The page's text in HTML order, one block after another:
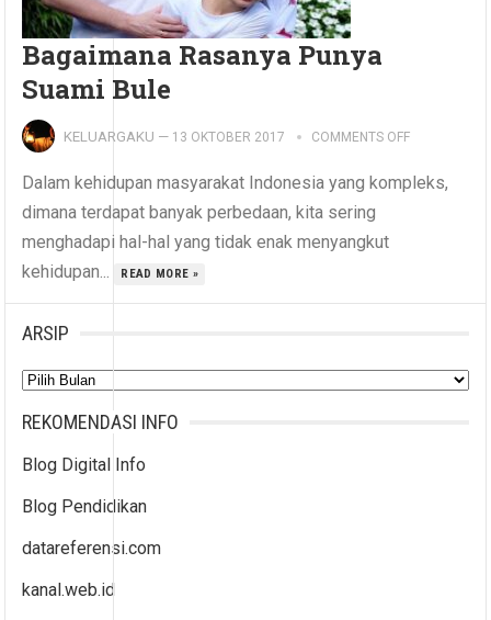
Bagaimana Rasanya Punya
Suami Bule
KELUARGAKU — 13 OKTOBER 2017 COMMENTS OFF
Dalam kehidupan masyarakat Indonesia yang kompleks,
dimana terdapat banyak perbedaan, kita sering
menghadapi hal-hal yang tidak enak menyangkut
kehidupan...
READ MORE »
ARSIP
Arsip
REKOMENDASI INFO
Blog Digital Info
Blog Pendidikan
datareferensi.com
kanal.web.id